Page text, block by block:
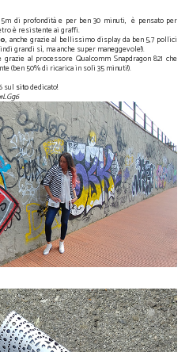
di profondità e per ben 30 minuti, è pensato per
è resistente ai graffi.
, anche grazie al bellissimo display da ben 5,7 pollici
grandi sì, ma anche super maneggevole!).
grazie al processore Qualcomm Snapdragon 821 che
(ben 50% di ricarica in soli 35 minuti!).
sul sitodedicato!